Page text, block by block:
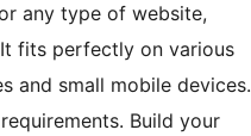
any type of website,
fits perfectly on various
and small mobile devices.
Build your